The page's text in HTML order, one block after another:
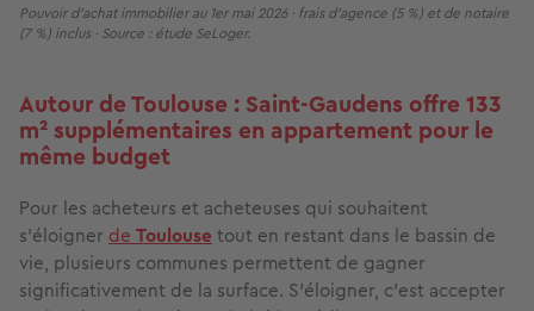
Pouvoir d'achat immobilier au 1er mai 2026 · frais d'agence (5 %) et de notaire
(7 %) inclus · Source : étude SeLoger.
Autour de Toulouse : Saint-Gaudens offre 133
m² supplémentaires en appartement pour le
même budget
Pour les acheteurs et acheteuses qui souhaitent
s'éloigner de Toulouse tout en restant dans le bassin de
vie, plusieurs communes permettent de gagner
significativement de la surface. S'éloigner, c'est accepter